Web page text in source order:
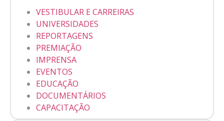
VESTIBULAR E CARREIRAS
UNIVERSIDADES
REPORTAGENS
PREMIAÇÃO
IMPRENSA
EVENTOS
EDUCAÇÃO
DOCUMENTÁRIOS
CAPACITAÇÃO